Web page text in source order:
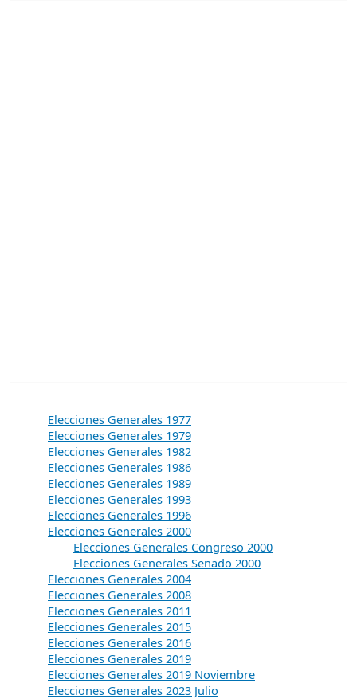
Elecciones Generales 1977
Elecciones Generales 1979
Elecciones Generales 1982
Elecciones Generales 1986
Elecciones Generales 1989
Elecciones Generales 1993
Elecciones Generales 1996
Elecciones Generales 2000
Elecciones Generales Congreso 2000
Elecciones Generales Senado 2000
Elecciones Generales 2004
Elecciones Generales 2008
Elecciones Generales 2011
Elecciones Generales 2015
Elecciones Generales 2016
Elecciones Generales 2019
Elecciones Generales 2019 Noviembre
Elecciones Generales 2023 Julio